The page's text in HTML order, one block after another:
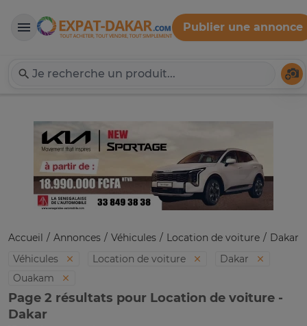
Expat-Dakar
Publier une annonce
Accueil Annonces Véhicules Location de voiture
Dakar
Véhicules
Location de voiture
Dakar
Ouakam
Page 2 résultats pour Location de voiture -
Dakar